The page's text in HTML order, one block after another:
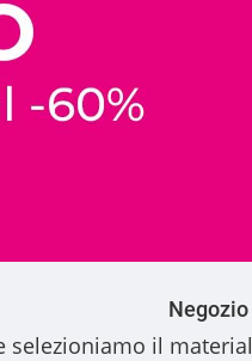
selezioniamo il